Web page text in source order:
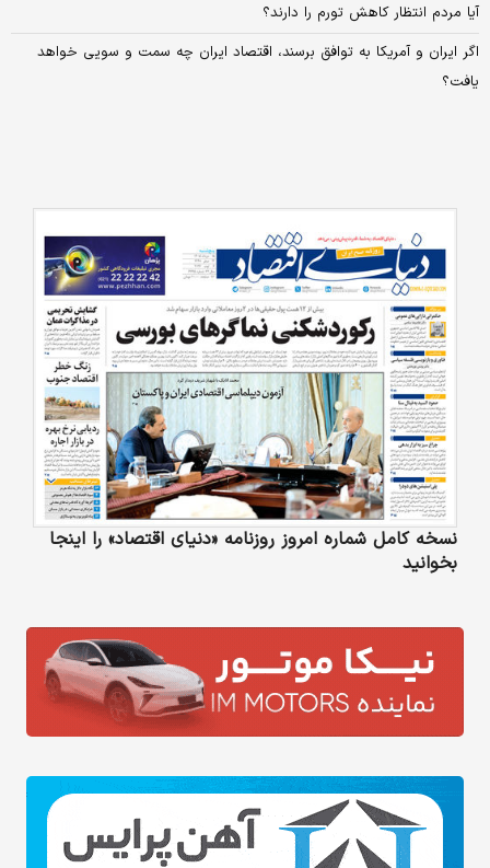
آیا مردم انتظار کاهش تورم را دارند؟
اگر ایران و آمریکا به توافق برسند، اقتصاد ایران چه سمت و سویی خواهد
یافت؟
نسخه کامل شماره امروز روزنامه «دنیای‌ اقتصاد» را اینجا
بخوانید